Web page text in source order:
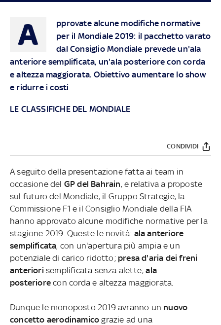
A
pprovate alcune modifiche normative
per il Mondiale 2019: il pacchetto varato
dal Consiglio Mondiale prevede un'ala
anteriore semplificata, un'ala posteriore con corda
e altezza maggiorata. Obiettivo aumentare lo show
e ridurre i costi
LE CLASSIFICHE DEL MONDIALE
CONDIVIDI
A seguito della presentazione fatta ai team in
occasione del GP del Bahrain, e relativa a proposte
sul futuro del Mondiale, il Gruppo Strategie, la
Commissione F1 e il Consiglio Mondiale della FIA
hanno approvato alcune modifiche normative per la
stagione 2019. Queste le novità: ala anteriore
semplificata, con un'apertura più ampia e un
potenziale di carico ridotto; presa d'aria dei freni
anteriori semplificata senza alette;ala
posteriore con corda e altezza maggiorata.
Dunque le monoposto 2019 avranno un nuovo
concetto aerodinamico grazie ad una